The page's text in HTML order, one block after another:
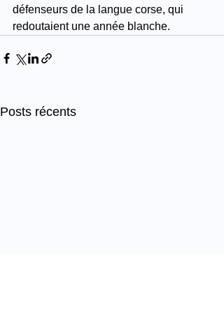
défenseurs de la langue corse, qui
redoutaient une année blanche.
Posts récents